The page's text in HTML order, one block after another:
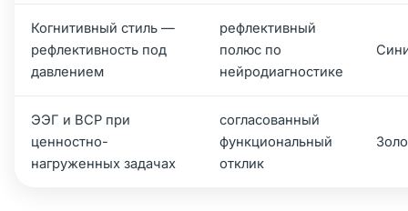
Когнитивный стиль —
рефлективность под
давлением
рефлективный
полюс по
нейродиагностике
ЭЭГ и ВСР при
ценностно-
нагруженных задачах
согласованный
функциональный
отклик